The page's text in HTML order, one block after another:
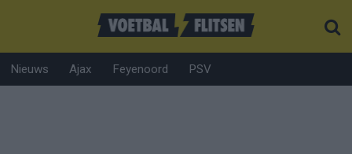
Nieuws Ajax Feyenoord PSV